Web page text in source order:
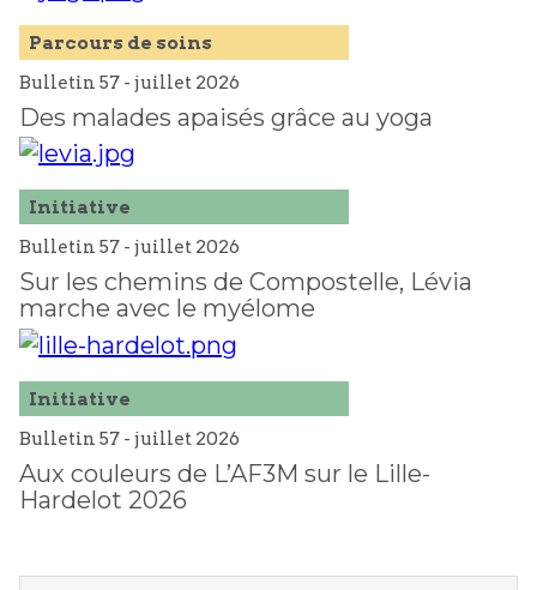
Parcours de soins
Bulletin 57 - juillet 2026
Des malades apaisés grâce au yoga
Initiative
Bulletin 57 - juillet 2026
Sur les chemins de Compostelle, Lévia
marche avec le myélome
Initiative
Bulletin 57 - juillet 2026
Aux couleurs de L’AF3M sur le Lille-
Hardelot 2026